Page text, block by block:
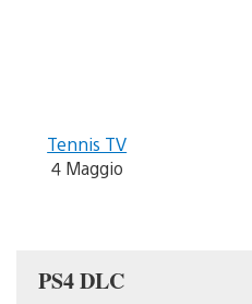
Tennis TV
4 Maggio
PS4 DLC